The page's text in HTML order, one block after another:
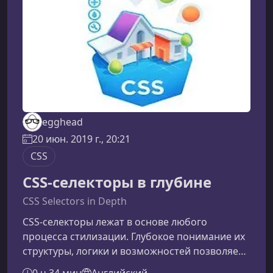
вложенность, переменные, миксины и
функции, которые
egghead
20 июн. 2019 г., 20:21
CSS
CSS-селекторы в глубине
CSS Selectors in Depth
CSS‑селекторы лежат в основе любого
процесса стилизации. Глубокое понимание их
структуры, логики и возможностей позволяет
создавать чистый, масштабируемый и